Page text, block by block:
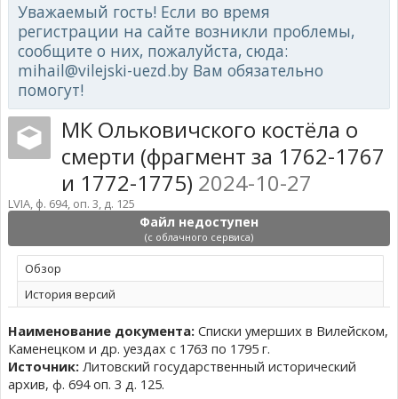
Уважаемый гость! Если во время
регистрации на сайте возникли проблемы,
сообщите о них, пожалуйста, сюда:
mihail@vilejski-uezd.by Вам обязательно
помогут!
Файл недоступен
(с облачного сервиса)
МК Ольковичского костёла о
смерти (фрагмент за 1762-1767
и 1772-1775) 2024-10-27
LVIA, ф. 694, оп. 3, д. 125
Обзoр
История версий
Наименование документа: Списки умерших в Вилейском,
Каменецком и др. уездах с 1763 по 1795 г.
Источник: Литовский государственный исторический
архив, ф. 694 оп. 3 д. 125.